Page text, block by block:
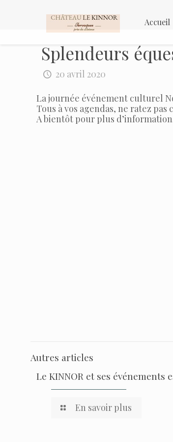
Accueil
Splendeurs
20 avril 2020
La journée événement culturel
Tous à vos agendas, ne ratez
A bientôt pour plus
Autres articles
Le KINNOR et ses événements
En savoir plus